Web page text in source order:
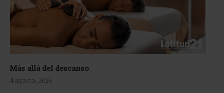
Más allá del descanso
4 agosto, 2026